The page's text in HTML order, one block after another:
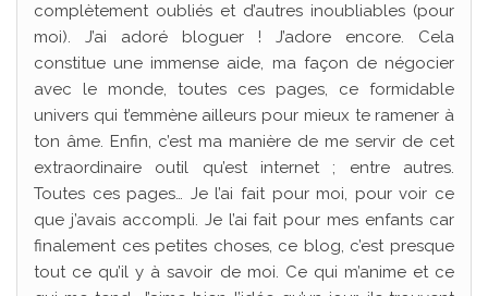
complètement oubliés et d’autres inoubliables (pour
moi). J’ai adoré bloguer ! J’adore encore. Cela
constitue une immense aide, ma façon de négocier
avec le monde, toutes ces pages, ce formidable
univers qui t’emmène ailleurs pour mieux te ramener à
ton âme. Enfin, c’est ma manière de me servir de cet
extraordinaire outil qu’est internet ; entre autres.
Toutes ces pages… Je l’ai fait pour moi, pour voir ce
que j’avais accompli. Je l’ai fait pour mes enfants car
finalement ces petites choses, ce blog, c’est presque
tout ce qu’il y à savoir de moi. Ce qui m’anime et ce